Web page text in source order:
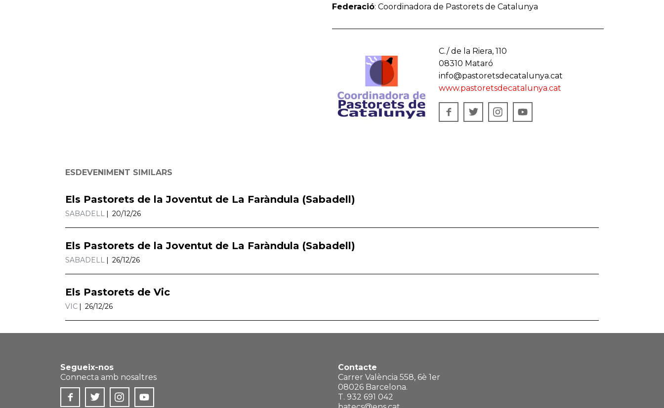
Federació: Coordinadora de Pastorets de Catalunya
C./ de la Riera, 110
08310 Mataró
info@pastoretsdecatalunya.cat
www.pastoretsdecatalunya.cat
ESDEVENIMENT SIMILARS
Els Pastorets de la Joventut de La Faràndula (Sabadell)
SABADELL 20/12/26
Els Pastorets de la Joventut de La Faràndula (Sabadell)
SABADELL 26/12/26
Els Pastorets de Vic
VIC 26/12/26
Segueix-nos
Connecta amb nosaltres
Contacte
Carrer València 558, 6è 1er
08026 Barcelona.
T. 932 691 042